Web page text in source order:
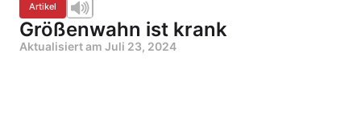
Artikel
Größenwahn ist krank
Aktualisiert am Juli 23, 2024